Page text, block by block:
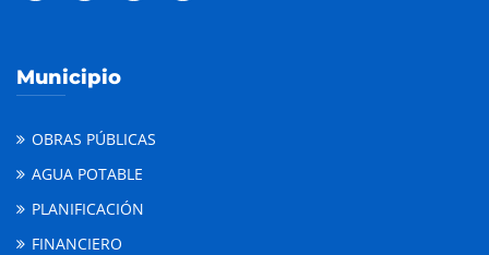
Municipio
OBRAS PÚBLICAS
AGUA POTABLE
PLANIFICACIÓN
FINANCIERO